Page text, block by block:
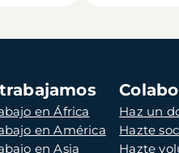
en África
en América
en Asia
Haz un
Hazte
Hazte